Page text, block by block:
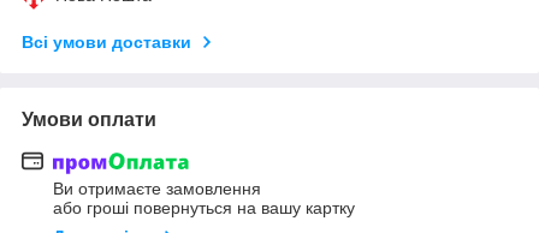
Всі умови доставки
Умови оплати
Ви отримаєте замовлення
або гроші повернуться на вашу картку